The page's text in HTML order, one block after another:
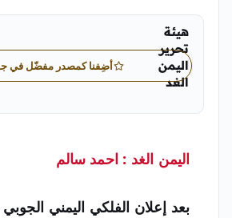
هيئة
تحرير
اليمن
الغد
أضِفنا كمصدر مفضّل في
اليمن الغد : احمد سالم
بعد إعلان الفلكي اليمني